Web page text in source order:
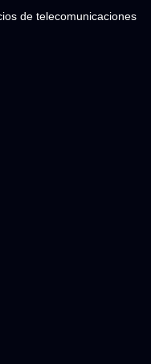
de telecomunicaciones